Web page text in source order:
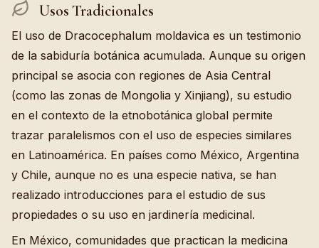
Usos Tradicionales
El uso de Dracocephalum moldavica es un testimonio
de la sabiduría botánica acumulada. Aunque su origen
principal se asocia con regiones de Asia Central
(como las zonas de Mongolia y Xinjiang), su estudio
en el contexto de la etnobotánica global permite
trazar paralelismos con el uso de especies similares
en Latinoamérica. En países como México, Argentina
y Chile, aunque no es una especie nativa, se han
realizado introducciones para el estudio de sus
propiedades o su uso en jardinería medicinal.
En México, comunidades que practican la medicina